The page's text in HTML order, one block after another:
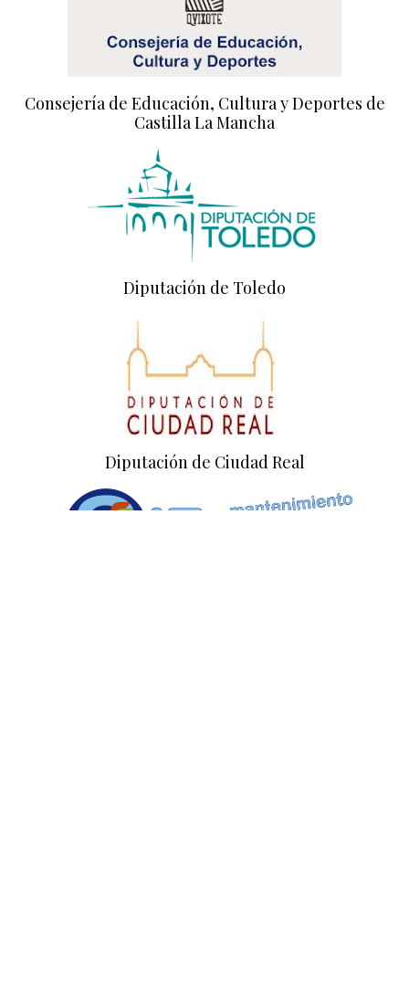
Consejería de Educación, Cultura y Deportes de
Castilla La Mancha
Diputación de Toledo
Diputación de Ciudad Real